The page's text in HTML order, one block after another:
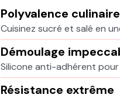
Polyvalence culinaire
Cuisinez sucré et salé en
Démoulage
Silicone anti-adhérent
Résistance extrême